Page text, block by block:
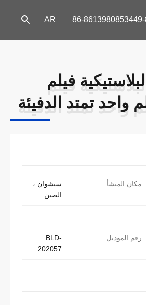
86-
AR
فيلم
فيلم
مكان المنشأ:
سيشوان ،
الصين
رقم الموديل:
BLD-
202057